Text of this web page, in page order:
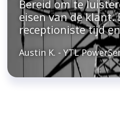
Bereid om te
eisen van de klant.
receptioniste tijd
Austin K. - YTL